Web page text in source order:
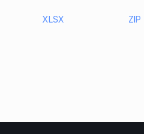
XLSX ZIP